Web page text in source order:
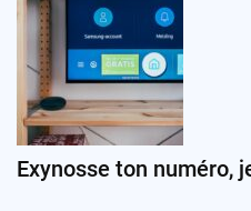
Exynosse ton numéro,